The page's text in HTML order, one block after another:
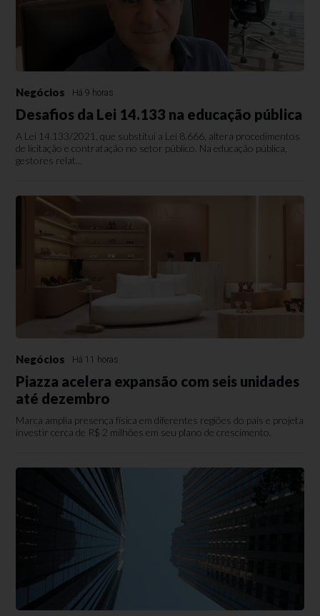
Negócios Há 9 horas
Desafios da Lei 14.133 na educação pública
A Lei 14.133/2021, que substitui a Lei 8.666, altera procedimentos
de licitação e contratação no setor público. Na educação pública,
gestores relat...
Negócios Há 11 horas
Piazza acelera expansão com seis unidades
até dezembro
Marca amplia presença física em diferentes regiões do país e projeta
investir cerca de R$ 2 milhões em seu plano de crescimento.